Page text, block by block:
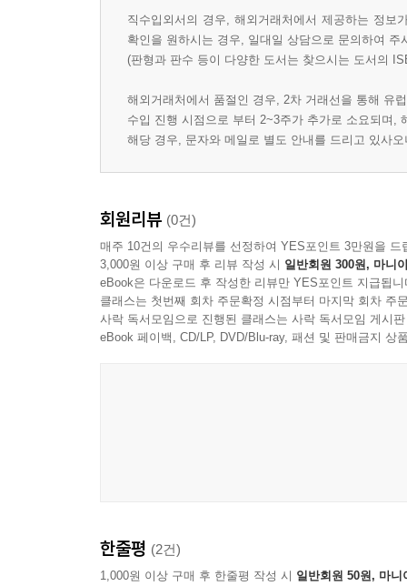
직수입외서의 경우, 해외거래처에서 제공하는 정
확인을 원하시는 경우, 일대일 상담으로 문의하여 주
(판형과 판수 등이 다양한 도서는 찾으시는 도서의
해외거래처에서 품절인 경우, 2차 거래선을 통해 유
수입 진행 시점으로 부터 2~3주가 추가로 소요되며,
해당 경우, 문자와 메일로 별도 안내를 드리고 있사
회원리뷰 (0건)
매주 10건의 우수리뷰를 선정하여 YES포인트 3만원을 드
3,000원 이상 구매 후 리뷰 작성 시 일반회원 300원, 마니
eBook은 다운로드 후 작성한 리뷰만 YES포인트 지급됩니
클래스는 첫번째 회차 주문확정 시점부터 마지막 회차 주
사락 독서모임으로 진행된 클래스는 사락 독서모임 게시
eBook 페이백, CD/LP, DVD/Blu-ray, 패션 및 판매금지 상
한줄평 (2건)
1,000원 이상 구매 후 한줄평 작성 시 일반회원 50원, 마니